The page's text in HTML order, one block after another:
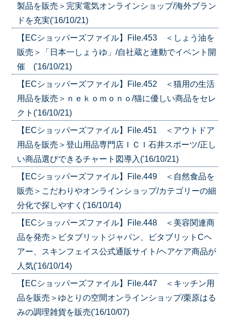
製品を販売＞完実電気オンラインショップ/海外ブラン
ドを充実('16/10/21)
【ECショッパーズファイル】File.453 ＜しょう油を
販売＞「日本一しょうゆ」/自社蔵と連動でイベント開
催 ('16/10/21)
【ECショッパーズファイル】File.452 ＜猫用の生活
用品を販売＞ｎｅｋｏｍｏｎｏ/猫に優しい商品をセレ
クト('16/10/21)
【ECショッパーズファイル】File.451 ＜アウトドア
用品を販売＞登山用品専門店ＩＣＩ石井スポーツ/正し
い商品選びできるチャート図導入('16/10/21)
【ECショッパーズファイル】File.449 ＜自然食品を
販売＞こだわりやオンラインショップ/カテゴリーの細
分化で探しやすく('16/10/14)
【ECショッパーズファイル】File.448 ＜美容関連商
品を発売＞ビタブリットジャパン、ビタブリットCヘ
アー、スキンフェイス公式通販サイト/ヘアケア商品が
人気('16/10/14)
【ECショッパーズファイル】File.447 ＜キッチン用
品を販売＞ゆとりの空間オンラインショップ/栗原はる
みの調理雑貨を販売('16/10/07)